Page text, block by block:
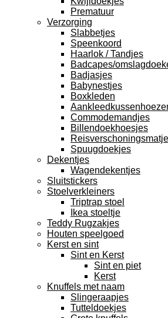
Prematuur
Verzorging
Slabbetjes
Speenkoord
Haarlok / Tandjes
Badcapes/
Badjasjes
Babynestjes
Boxkleden
Commodemandjes
Billendoekhoesjes
Spuugdoekjes
Dekentjes
Wagendekentjes
Sluitstickers
Stoelverkleiners
Triptrap stoel
Ikea stoeltje
Teddy Rugzakjes
Houten speelgoed
Kerst en sint
Sint en Kerst
Sint en piet
Kerst
Knuffels met naam
Slingeraapjes
Tutteldoekjes